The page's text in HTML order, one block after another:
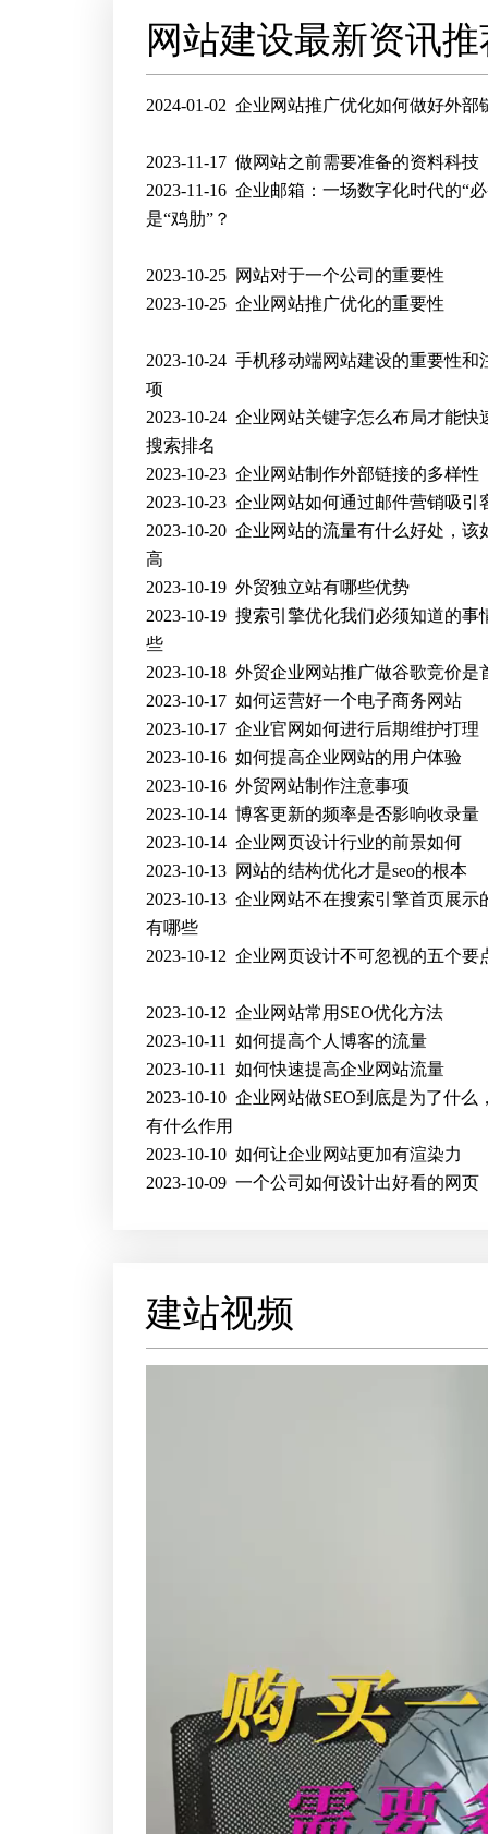
网站建设最新资讯
2024-01-02企业网站推广优化如何做好外部
2023-11-17做网站之前需要准备的资料科技
2023-11-16企业邮箱：一场数字化时代的“
是“鸡肋”？
2023-10-25 网站对于一个公司的重要性
2023-10-25企业网站推广优化的重要性
2023-10-24手机移动端网站建设的重要性和
项
2023-10-24企业网站关键字怎么布局才能快
搜索排名
2023-10-23企业网站制作外部链接的多样性
2023-10-23企业网站如何通过邮件营销吸引
2023-10-20企业网站的流量有什么好处，该
高
2023-10-19外贸独立站有哪些优势
2023-10-19搜索引擎优化我们必须知道的事
些
2023-10-18外贸企业网站推广做谷歌竞价是
2023-10-17如何运营好一个电子商务网站
2023-10-17企业官网如何进行后期维护打理
2023-10-16如何提高企业网站的用户体验
2023-10-16外贸网站制作注意事项
2023-10-14博客更新的频率是否影响收录量
2023-10-14企业网页设计行业的前景如何
2023-10-13 网站的结构优化才是seo的根本
2023-10-13企业网站不在搜索引擎首页展示
有哪些
2023-10-12企业网页设计不可忽视的五个要
2023-10-12企业网站常用SEO优化方法
2023-10-11如何提高个人博客的流量
2023-10-11如何快速提高企业网站流量
2023-10-10企业网站做SEO到底是为了什么
有什么作用
2023-10-10如何让企业网站更加有渲染力
2023-10-09一个公司如何设计出好看的网页
建站视频